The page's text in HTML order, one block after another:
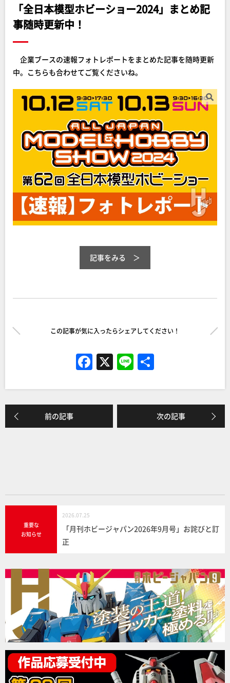
「全日本模型ホビーショー2024」まとめ記
事随時更新中！
企業ブースの速報フォトレポートをまとめた記事を随時更新
中。こちらも合わせてご覧くださいね。
記事をみる
この記事が気に入ったらシェアしてください！
F
a
c
e
b
X Li
n
e
前の記事 次の記事
重要な
お知らせ
2026.07.25
「月刊ホビージャパン2026年9月号」お詫びと訂
正